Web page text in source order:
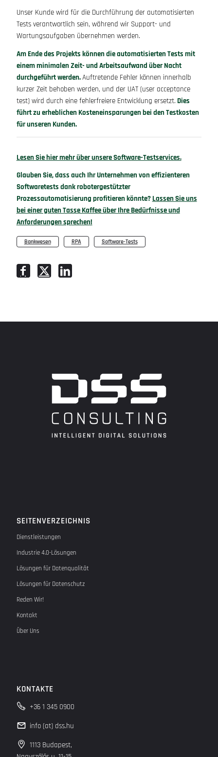
Unser Kunde wird für die Durchführung der automatisierten
Tests verantwortlich sein, während wir Support- und
Wartungsaufgaben übernehmen werden.
Am Ende des Projekts können die automatisierten Tests mit
einem minimalen Zeit- und Arbeitsaufwand über Nacht
durchgeführt werden.Auftretende Fehler können innerhalb
kurzer Zeit behoben werden, und der UAT (user acceptance
test) wird durch eine fehlerfreiere Entwicklung ersetzt. Dies
führt zu erheblichen Kosteneinsparungen bei den Testkosten
für unseren Kunden.
Lesen Sie hier mehr über unsere Software-Testservices.
Glauben Sie, dass auch Ihr Unternehmen von effizienteren
Softwaretests dank robotergestützter
Prozessautomatisierung profitieren könnte? Lassen Sie uns
bei einer guten Tasse Kaffee über Ihre Bedürfnisse und
Anforderungen sprechen!
Bankwesen RPA Software-Tests
SEITENVERZEICHNIS
Dienstleistungen
Industrie 4.0-Lösungen
Lösungen für Datenqualität
Lösungen für Datenschutz
Reden Wir!
Kontakt
Über Uns
KONTAKTE
+36 1 345 0900
info (at) dss.hu
1113 Budapest,